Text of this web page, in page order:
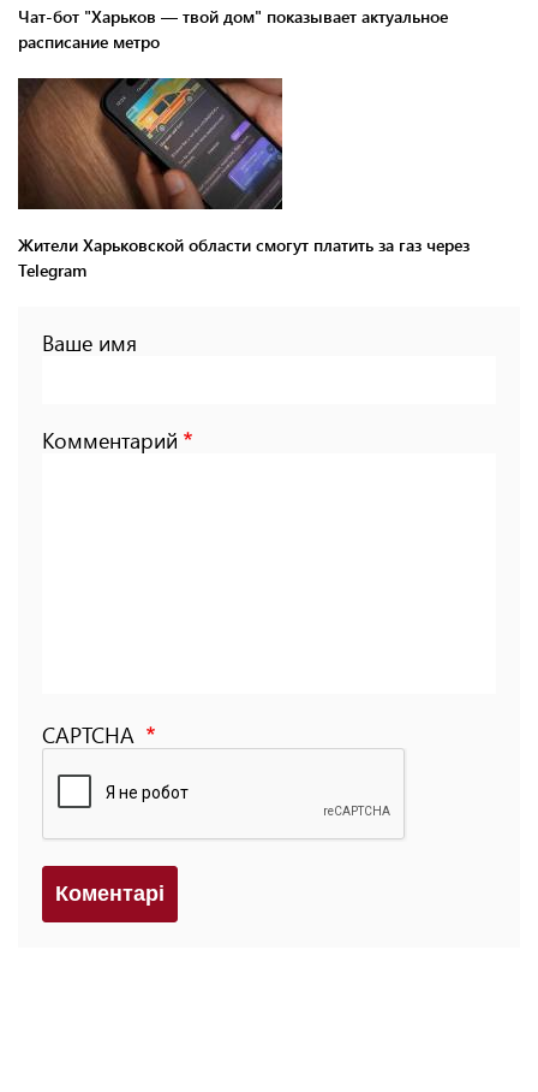
Чат-бот "Харьков — твой дом" показывает актуальное
расписание метро
Жители Харьковской области смогут платить за газ через
Telegram
Ваше имя
Комментарий
CAPTCHA
Коментарi